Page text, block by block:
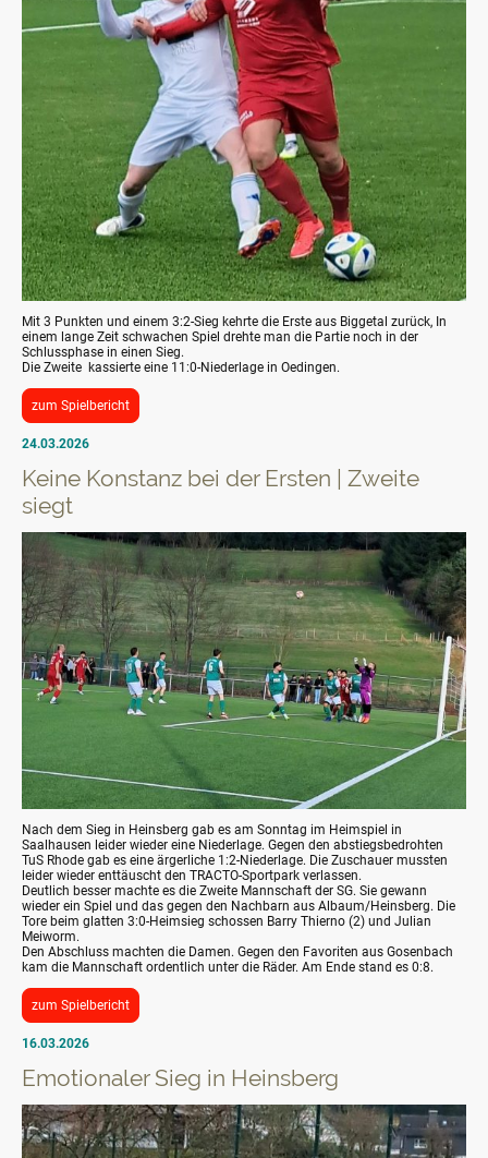
Mit 3 Punkten und einem 3:2-Sieg kehrte die Erste aus Biggetal zurück, In
einem lange Zeit schwachen Spiel drehte man die Partie noch in der
Schlussphase in einen Sieg.
Die Zweite kassierte eine 11:0-Niederlage in Oedingen.
zum Spielbericht
24.03.2026
Keine Konstanz bei der Ersten | Zweite
siegt
Nach dem Sieg in Heinsberg gab es am Sonntag im Heimspiel in
Saalhausen leider wieder eine Niederlage. Gegen den abstiegsbedrohten
TuS Rhode gab es eine ärgerliche 1:2-Niederlage. Die Zuschauer mussten
leider wieder enttäuscht den TRACTO-Sportpark verlassen.
Deutlich besser machte es die Zweite Mannschaft der SG. Sie gewann
wieder ein Spiel und das gegen den Nachbarn aus Albaum/Heinsberg. Die
Tore beim glatten 3:0-Heimsieg schossen Barry Thierno (2) und Julian
Meiworm.
Den Abschluss machten die Damen. Gegen den Favoriten aus Gosenbach
kam die Mannschaft ordentlich unter die Räder. Am Ende stand es 0:8.
zum Spielbericht
16.03.2026
Emotionaler Sieg in Heinsberg